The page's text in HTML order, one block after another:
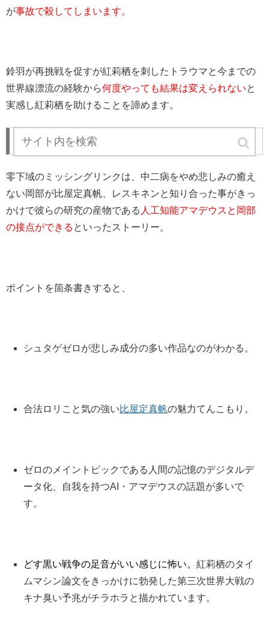
が事故で殺してしまいます。
鈴羽が再挑戦を促すが紅莉栖を刺したトラウマと今までの
世界線漂流の経験から何度やっても結果は変えられないと
実感し紅莉栖を助けることを諦めます。
零下域のミッシングリンク
零下域の ミッシングリンクは、中二病をやめ悲しみの癒え
ない岡部が比屋定真帆、レスキネンと知り合った事がきっ
かけで彼らの研究の産物である 人工知能アマデウスと岡部
の接点ができる といったストーリー。
ポイントを箇条書きすると、
シュタゲゼロが悲しみ成分の多い作品なのがわかる。
合法ロリこと気の強い比屋定真帆の魅力てんこもり。
ゼロのメイントピックである人間の記憶のデジタルデ
ータ化、自我を持つAI・アマデウスの話題が多いで
す。
どす黒い戦争の足音がいい感じに怖い。紅莉栖のタイ
ムマシン論文をきっかけに勃発した第三次世界大戦の
キナ臭い予兆がチラホラと描かれています。